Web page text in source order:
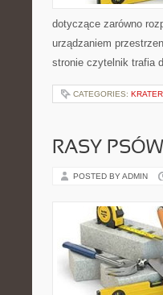
dotyczące zarówno
urządzaniem
stronie czytelnik trafia
CATEGORIES:
RASY PSÓW
POSTED BY ADMIN